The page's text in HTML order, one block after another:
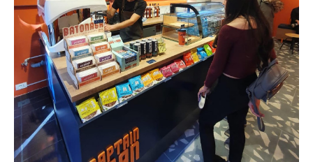
Join our community of
SUBSCRIBERS and be part of the
conversation.
To subscribe, simply enter your email address on our website
or click the subscribe button below. Don't worry, we respect
your privacy and won't spam your inbox. Your information is
safe with us.